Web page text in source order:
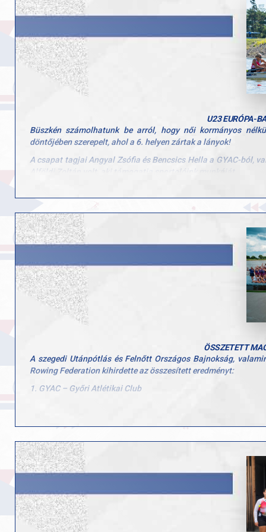
Hiszem, hogy ezekkel a lépésekkel nemcsak megőrizzük
Hajrá GYAC Evezés – együtt haladunk tovább előre, még
U23 EURÓPA-
Büszkén számolhatunk be arról, hogy női kormányos
döntőjében szerepelt, ahol a 6. helyen zártak a lányok!
A csapat tagjai Angyal Zsófia és Bencsics Hella a GYAC-ból,
Alföldi Zoltán volt, aki támogatja sportolóink munkáját.
kívánunk a folytatáshoz!
ÖSSZETETT
A szegedi Utánpótlás és Felnőtt Országos Bajnokság,
Rowing Federation kihirdette az összesített eredményt:
1. GYAC – Győri Atlétikai Club
Hatalmas gratuláció jár minden sportolónknak és edzőnknek,
Vezetőedző: Dr. Alföldi Zoltán
Para és utánpótlás edző: Nagy Gábor
Utánpótlást nevelő edző: Krenák Mihály